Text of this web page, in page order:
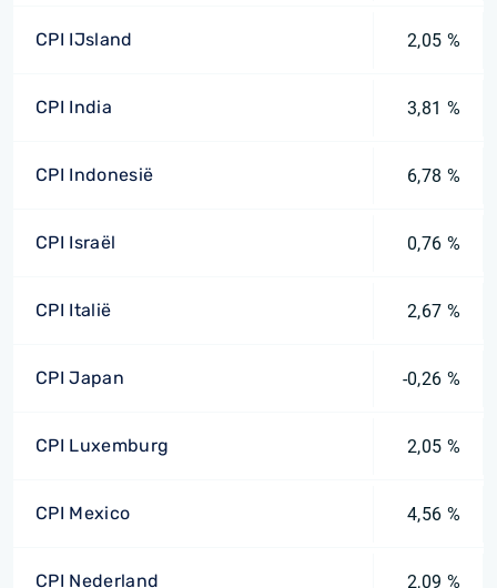
CPI IJsland 2,05 %
CPI India 3,81 %
CPI Indonesië 6,78 %
CPI Israël 0,76 %
CPI Italië 2,67 %
CPI Japan -0,26 %
CPI Luxemburg 2,05 %
CPI Mexico 4,56 %
CPI Nederland 2,09 %